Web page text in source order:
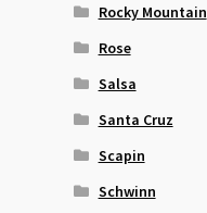
Rocky Mountain
Rose
Salsa
Santa Cruz
Scapin
Schwinn